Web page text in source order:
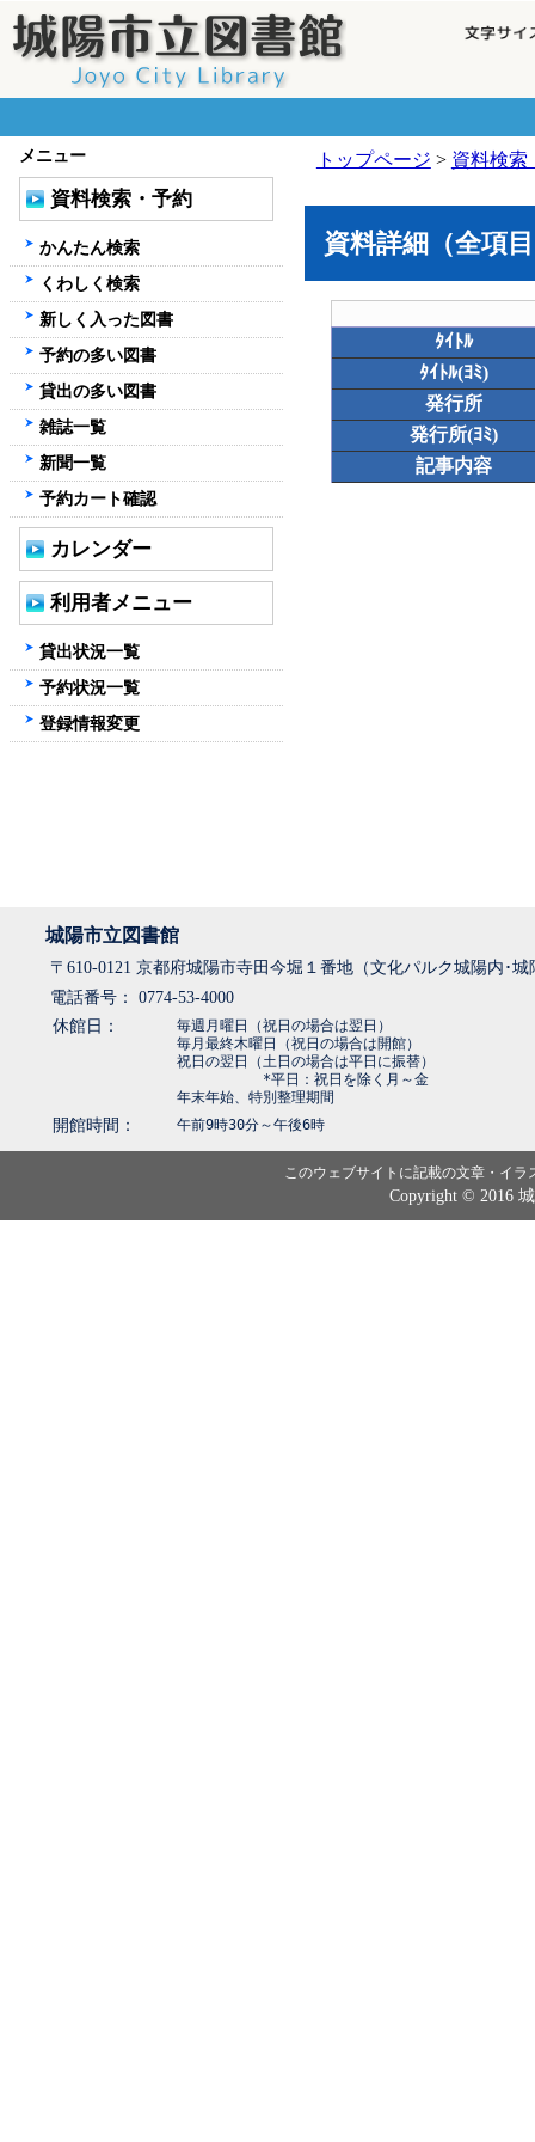
トップページ > 資料検索
資料詳細（全項
ﾀｲﾄﾙ
ﾀｲﾄﾙ(ﾖﾐ)
発行所
発行所(ﾖﾐ)
記事内容
メニュー
資料検索・予約
かんたん検索
くわしく検索
新しく入った図書
予約の多い図書
貸出の多い図書
雑誌一覧
新聞一覧
予約カート確認
カレンダー
利用者メニュー
貸出状況一覧
予約状況一覧
登録情報変更
城陽市立図書館
〒610-0121 京都府城陽市寺田今堀１番地（文化パルク城陽内･
電話番号： 0774-53-4000
休館日：
毎週月曜日（祝日の場合は翌日）
毎月最終木曜日（祝日の場合は開館）
祝日の翌日（土日の場合は平日に振替）
*平日：祝日を除く月～金
年末年始、特別整理期間
開館時間： 午前9時30分～午後6時
このウェブサイトに記載の文章・イ
Copyright © 2016